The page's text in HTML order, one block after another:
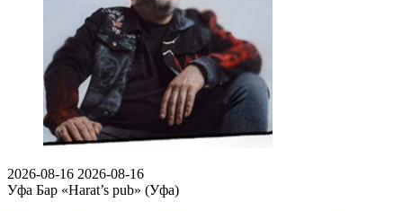
2026-08-16 2026-08-16
Уфа Бар «Harat’s pub» (Уфа)